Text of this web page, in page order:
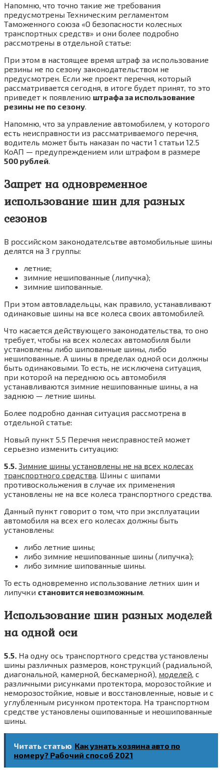
Напомню, что точно такие же требования
предусмотрены Техническим регламентом
Таможенного союза «О безопасности колесных
транспортных средств» и они более подробно
рассмотрены в отдельной статье:
При этом в настоящее время штраф за использование
резины не по сезону законодательством не
предусмотрен. Если же проект перечня, который
рассматривается сегодня, в итоге будет принят, то это
приведет к появлению штрафа за использование
резины не по сезону.
Напомню, что за управление автомобилем, у которого
есть неисправности из рассматриваемого перечня,
водитель может быть наказан по части 1 статьи 12.5
КоАП — предупреждением или штрафом в размере
500 рублей.
Запрет на одновременное
использование шин для разных
сезонов
В российском законодателсьтве автомобильные шины
делятся на 3 группы:
летние;
зимние нешипованные (липучка);
зимние шипованные.
При этом автовладельцы, как правило, устанавливают
одинаковые шины на все колеса своих автомобилей.
Что касается действующего законодательства, то оно
требует, чтобы на всех колесах автомобиля были
установлены либо шипованные шины, либо
нешипованные. А шины в пределах одной оси должны
быть одинаковыми. То есть, не исключена ситуация,
при которой на переднюю ось автомобиля
устанавливаются зимние нешипованные шины, а на
заднюю — летние шины.
Более подробно данная ситуация рассмотрена в
отдельной статье:
Новый пункт 5.5 Перечня неисправностей может
серьезно изменить ситуацию:
5.5. Зимние шины установлены не на всех колесах
транспортного средства. Шины с шипами
противоскольжения в случае их применения
установлены не на все колеса транспортного средства.
Данный пункт говорит о том, что при эксплуатации
автомобиля на всех его колесах должны быть
установлены:
либо летние шины;
либо зимние нешипованные шины (липучка);
либо зимние шипованные шины.
То есть одновременно использование летних шин и
липучки становится невозможным.
Использование шин разных моделей
на одной оси
5.5. На одну ось транспортного средства установлены
шины различных размеров, конструкций (радиальной,
диагональной, камерной, бескамерной), моделей, с
различными рисунками протектора, морозостойкие и
неморозостойкие, новые и восстановленные, новые и с
углубленным рисунком протектора. На транспортном
средстве установлены ошипованные и неошипованные
шины.
Читать статью Как узнать хозяина авто по
номеру? Рабочий способ 2021